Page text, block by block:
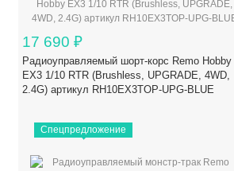
17 690 ₽
Радиоуправляемый шорт-корс Remo Hobby
EX3 1/10 RTR (Brushless, UPGRADE, 4WD,
2.4G) артикул RH10EX3TOP-UPG-BLUE
Спецпредложение